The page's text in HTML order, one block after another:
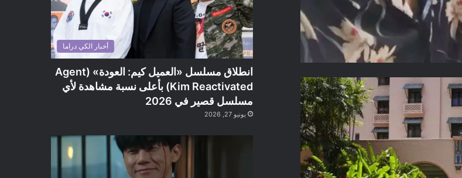
أخبار الكي دراما
انطلاق مسلسل «العميل كيم: العودة» (Agent
Kim Reactivated) بأعلى نسبة مشاهدة لأي
مسلسل قصير في 2026
يونيو 27, 2026